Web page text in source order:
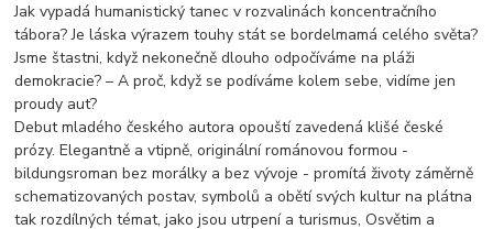
Jak vypadá humanistický tanec v rozvalinách koncentračního
tábora? Je láska výrazem touhy stát se bordelmamá celého světa?
Jsme štastni, když nekonečně dlouho odpočíváme na pláži
demokracie? – A proč, když se podíváme kolem sebe, vidíme jen
proudy aut?
Debut mladého českého autora opouští zavedená klišé české
prózy. Elegantně a vtipně, originální románovou formou -
bildungsroman bez morálky a bez vývoje - promítá životy záměrně
schematizovaných postav, symbolů a obětí svých kultur na plátna
tak rozdílných témat, jako jsou utrpení a turismus, Osvětim a